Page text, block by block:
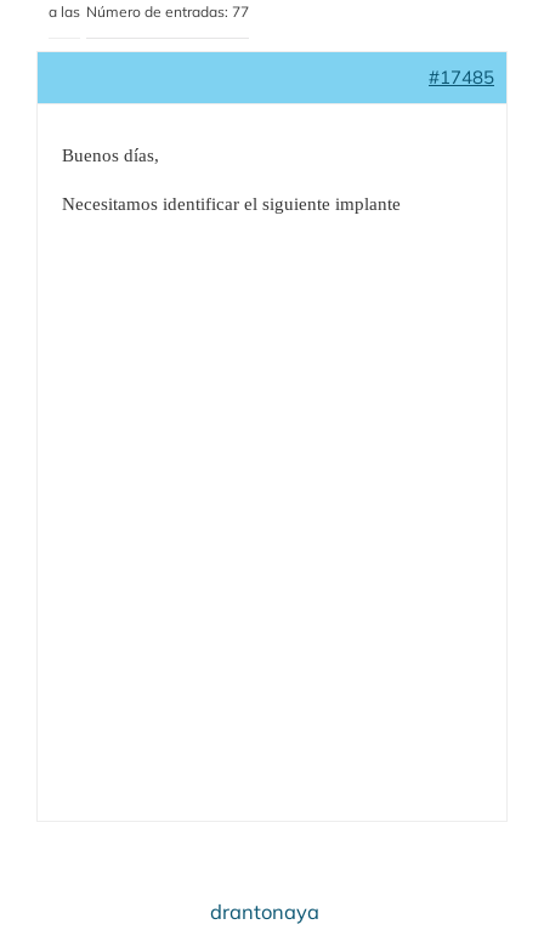
a las Número de entradas: 77
#17485
Buenos días,
Necesitamos identificar el siguiente implante
drantonaya